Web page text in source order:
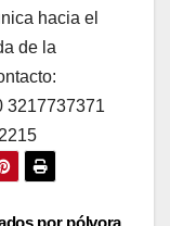
hacia el
de la
3217737371
por pólvora